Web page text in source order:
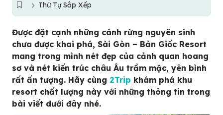
Thứ Tự Sắp Xếp
Được đặt cạnh những cánh rừng nguyên sinh
chưa được khai phá, Sài Gòn – Bản Giốc Resort
mang trong mình nét đẹp của cảnh quan hoang
sơ và nét kiến trúc châu Âu trầm mặc, yên bình
rất ấn tượng. Hãy cùng 2Trip khám phá khu
resort chất lượng này với những thông tin trong
bài viết dưới đây nhé.